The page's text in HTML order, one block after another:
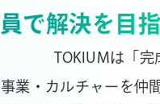
で解決を目
TOKIUMは「完
業・カルチャーを仲